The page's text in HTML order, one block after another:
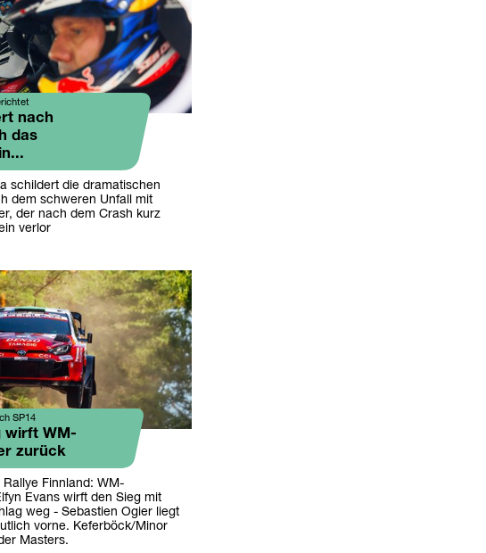
nach
das
schildert die dramatischen
dem schweren Unfall mit
der nach dem Crash kurz
verlor
SP14
wirft WM-
zurück
Rallye Finnland: WM-
Evans wirft den Sieg mit
weg - Sebastien Ogier liegt
vorne. Keferböck/Minor
Masters.